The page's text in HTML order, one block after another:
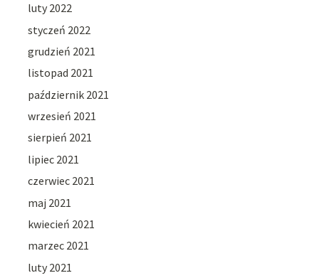
luty 2022
styczeń 2022
grudzień 2021
listopad 2021
październik 2021
wrzesień 2021
sierpień 2021
lipiec 2021
czerwiec 2021
maj 2021
kwiecień 2021
marzec 2021
luty 2021